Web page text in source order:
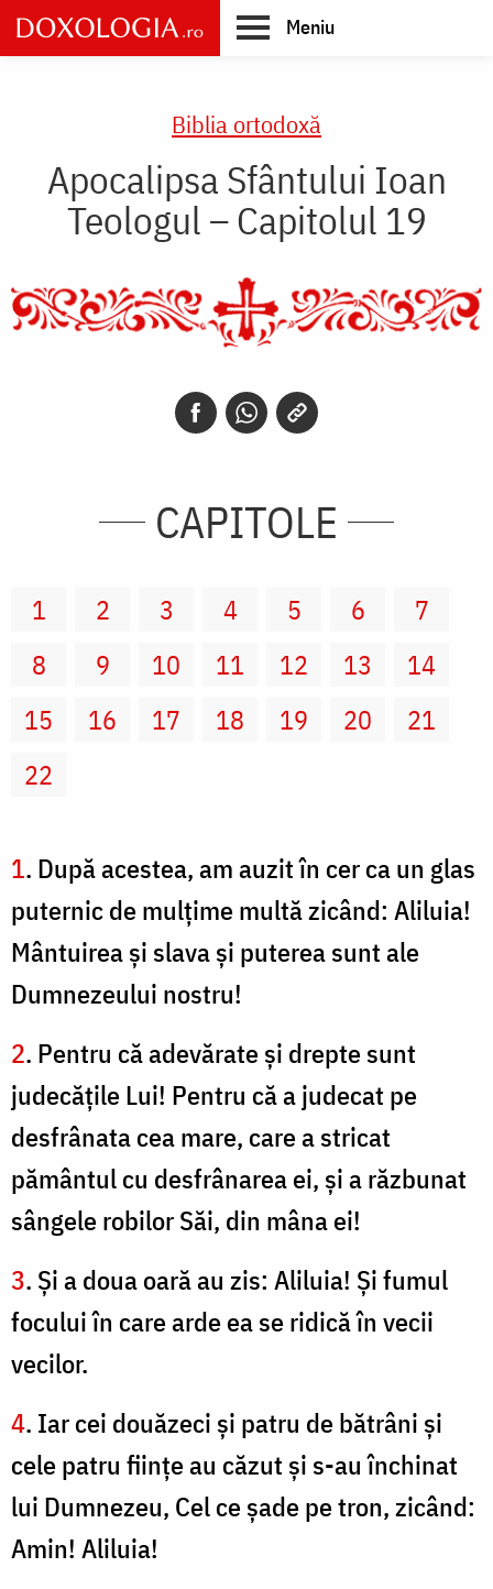
Skip
to
main
Meniu
Biblia ortodoxă
Apocalipsa Sfântului Ioan
Teologul – Capitolul 19
CAPITOLE
1 2 3 4 5 6
7
8
9 10 11 12 13
14
15
16 17 18 19 20
21
22
1. După acestea, am auzit în cer ca un glas
puternic de mulţime multă zicând: Aliluia!
Mântuirea şi slava şi puterea sunt ale
Dumnezeului nostru!
2. Pentru că adevărate şi drepte sunt
judecăţile Lui! Pentru că a judecat pe
desfrânata cea mare, care a stricat
pământul cu desfrânarea ei, şi a răzbunat
sângele robilor Săi, din mâna ei!
3. Şi a doua oară au zis: Aliluia! Şi fumul
focului în care arde ea se ridică în vecii
vecilor.
4. Iar cei douăzeci şi patru de bătrâni şi
cele patru fiinţe au căzut şi s-au închinat
lui Dumnezeu, Cel ce şade pe tron, zicând:
Amin! Aliluia!